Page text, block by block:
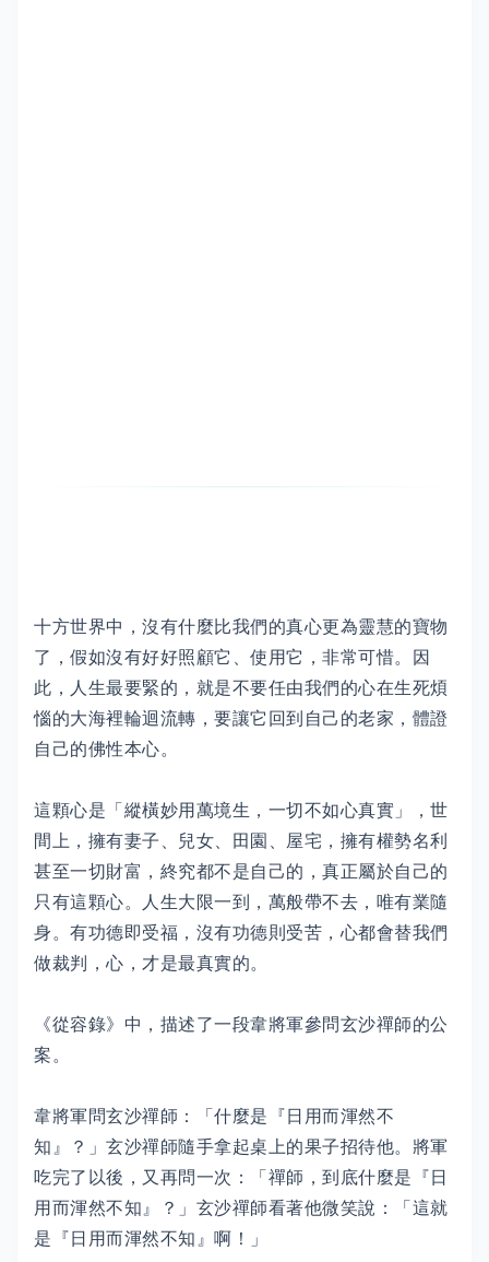
十方世界中，沒有什麼比我們的真心更為靈慧的寶物
了，假如沒有好好照顧它、使用它，非常可惜。因
此，人生最要緊的，就是不要任由我們的心在生死煩
惱的大海裡輪迴流轉，要讓它回到自己的老家，體證
自己的佛性本心。
這顆心是「縱橫妙用萬境生，一切不如心真實」，世
間上，擁有妻子、兒女、田園、屋宅，擁有權勢名利
甚至一切財富，終究都不是自己的，真正屬於自己的
只有這顆心。人生大限一到，萬般帶不去，唯有業隨
身。有功德即受福，沒有功德則受苦，心都會替我們
做裁判，心，才是最真實的。
《從容錄》中，描述了一段韋將軍參問玄沙禪師的公
案。
韋將軍問玄沙禪師：「什麼是『日用而渾然不
知』？」玄沙禪師隨手拿起桌上的果子招待他。將軍
吃完了以後，又再問一次：「禪師，到底什麼是『日
用而渾然不知』？」玄沙禪師看著他微笑說：「這就
是『日用而渾然不知』啊！」